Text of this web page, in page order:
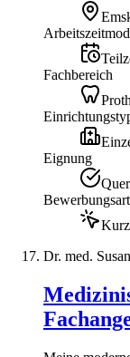
Fachbereich
Eignung
Bewerbungsart
Dr. med.